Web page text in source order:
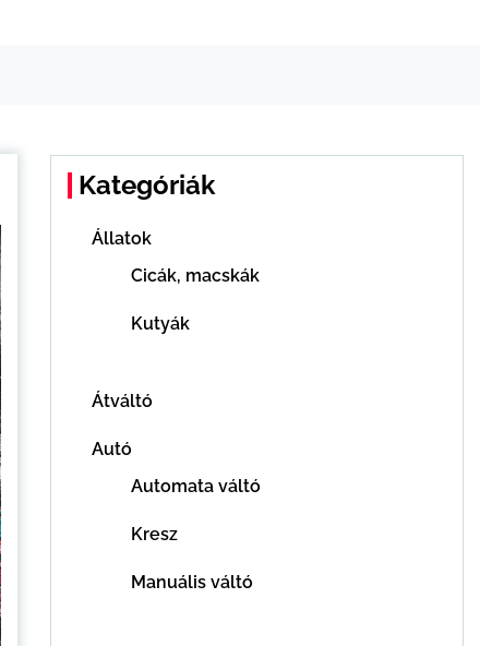
Kategóriák
Állatok
Cicák, macskák
Kutyák
Átváltó
Autó
Automata váltó
Kresz
Manuális váltó